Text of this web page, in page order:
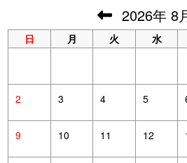
2026年 8
日 月 火 水
2 3 4 5
9 10 11 12